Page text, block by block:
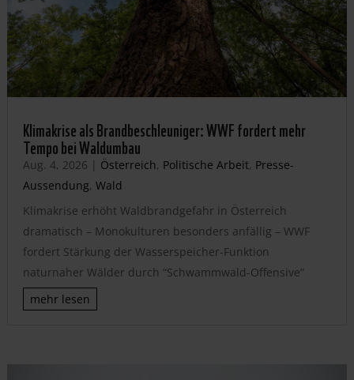
Klimakrise als Brandbeschleuniger: WWF fordert mehr
Tempo bei Waldumbau
Aug. 4, 2026 | Österreich, Politische Arbeit, Presse-
Aussendung, Wald
Klimakrise erhöht Waldbrandgefahr in Österreich
dramatisch – Monokulturen besonders anfällig – WWF
fordert Stärkung der Wasserspeicher-Funktion
naturnaher Wälder durch “Schwammwald-Offensive”
mehr lesen